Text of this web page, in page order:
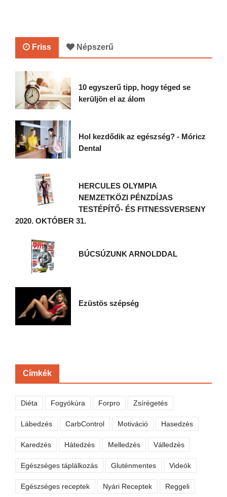
Friss Népszerű
10 egyszerű tipp, hogy téged se
kerüljön el az álom
Hol kezdődik az egészség? - Móricz
Dental
HERCULES OLYMPIA
NEMZETKÖZI PÉNZDÍJAS
TESTÉPÍTŐ- ÉS FITNESSVERSENY
2020. OKTÓBER 31.
BÚCSÚZUNK ARNOLDDAL
Ezüstös szépség
Címkék
Diéta Fogyókúra Forpro Zsírégetés
Lábedzés CarbControl Motiváció Hasedzés
Karedzés Hátedzés Melledzés Válledzés
Egészséges táplálkozás Gluténmentes Videók
Egészséges receptek Nyári Receptek Reggeli